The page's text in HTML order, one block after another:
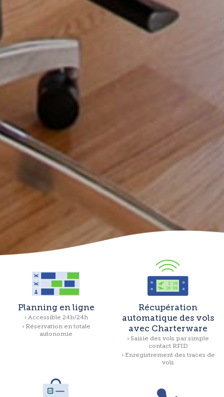
Planning en ligne
Accessible 24h/24h
Réservation en totale
autonomie
Récupération
automatique des vols
avec Charterware
Saisie des vols par simple
contact RFID
Enregistrement des traces de
vols